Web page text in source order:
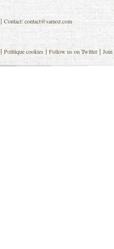
|Contact:contact@samoz.com
|Politique cookies |Follow us on Twitter |Join